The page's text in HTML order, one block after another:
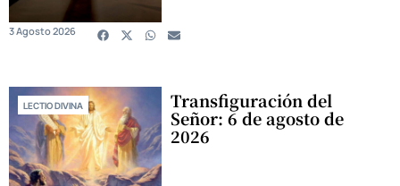
3 Agosto 2026
LECTIO DIVINA Transfiguración del
Señor: 6 de agosto de
2026